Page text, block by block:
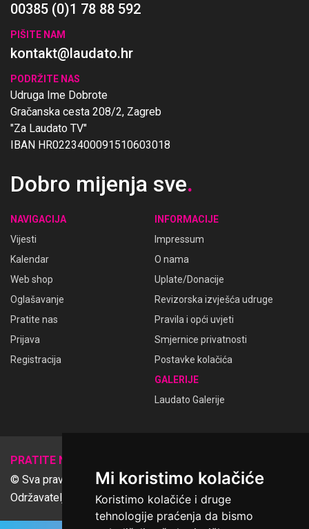
Mi koristimo kolačiće
Koristimo kolačiće i druge
tehnologije praćenja da bismo
00385 (0)1 78 88 592
PIŠITE NAM
kontakt@laudato.hr
PODRŽITE NAS
Udruga Ime Dobrote
Gračanska cesta 208/2, Zagreb
"Za Laudato TV"
IBAN HR0223400091510603018
Dobro mijenja sve.
NAVIGACIJA
Vijesti
Kalendar
Web shop
Oglašavanje
Pratite nas
Prijava
Registracija
INFORMACIJE
Impressum
O nama
Uplate/Donacije
Revizorska izvješća udruge
Pravila i opći uvjeti
Smjernice privatnosti
Postavke kolačića
GALERIJE
Laudato Galerije
PRATITE NAS
© Sva prava pridržana Udruga Ime dobrote
Održavatelj Netcom d.o.o., Riva 6, Rijeka